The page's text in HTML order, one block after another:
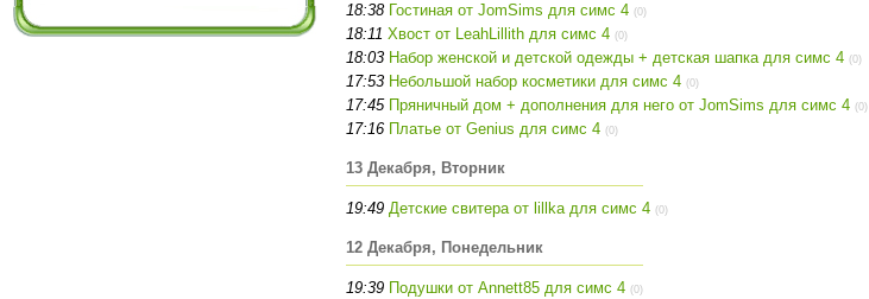
18:38 Гостиная от JomSims для симс 4 (0)
18:11 Хвост от LeahLillith для симс 4 (0)
18:03 Набор женской и детской одежды + детская шапка для симс 4 (0)
17:53 Небольшой набор косметики для симс 4 (0)
17:45 Пряничный дом + дополнения для него от JomSims для симс 4 (0)
17:16 Платье от Genius для симс 4 (0)
13 Декабря, Вторник
19:49 Детские свитера от lillka для симс 4 (0)
12 Декабря, Понедельник
19:39 Подушки от Annett85 для симс 4 (0)